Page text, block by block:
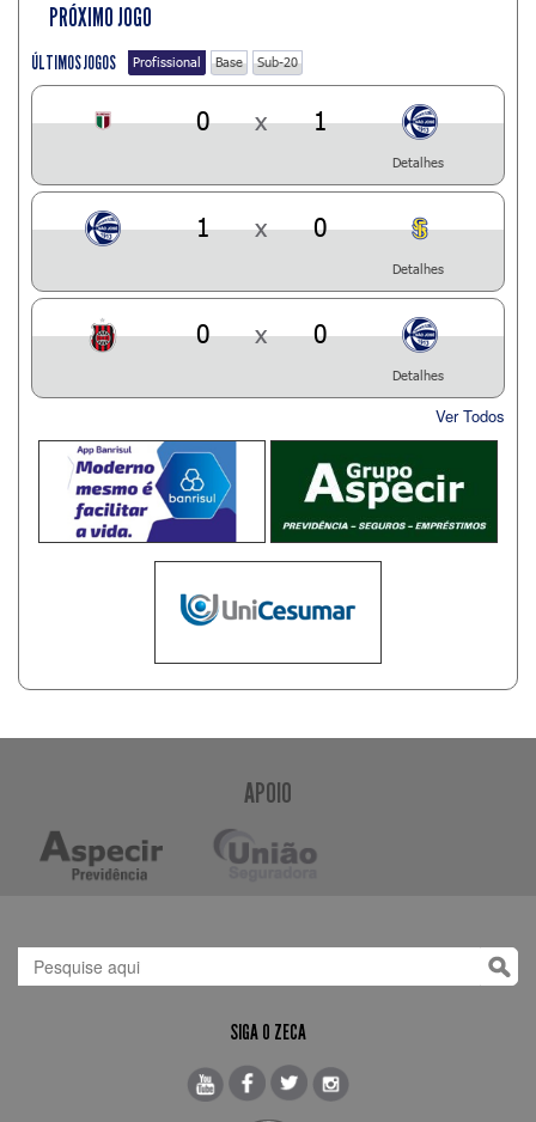
PRÓXIMO JOGO
ÚLTIMOS JOGOS Profissional Base Sub-20
0 x 1
Detalhes
1 x 0
Detalhes
0 x 0
Detalhes
Ver Todos
APOIO
SIGA O ZECA